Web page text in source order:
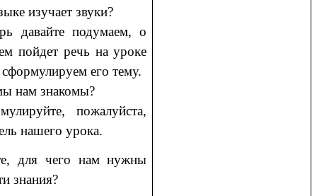
изучает звуки?
давайте подумаем, о
пойдет речь на уроке
его тему.
нам знакомы?
пожалуйста,
нашего урока.
для чего нам нужны
знания?